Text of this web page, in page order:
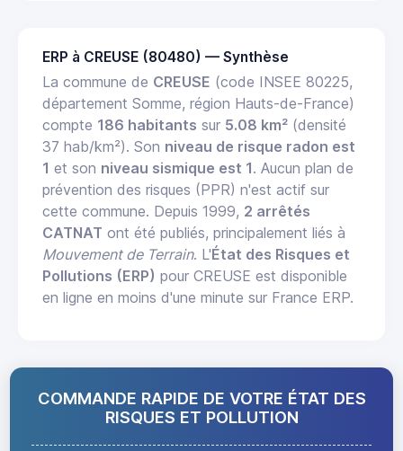
ERP à CREUSE (80480) — Synthèse
La commune de CREUSE (code INSEE 80225,
département Somme, région Hauts-de-France)
compte 186 habitants sur 5.08 km² (densité
37 hab/km²). Son niveau de risque radon est
1 et son niveau sismique est 1. Aucun plan de
prévention des risques (PPR) n'est actif sur
cette commune. Depuis 1999, 2 arrêtés
CATNAT ont été publiés, principalement liés à
Mouvement de Terrain. L'État des Risques et
Pollutions (ERP) pour CREUSE est disponible
en ligne en moins d'une minute sur France ERP.
COMMANDE RAPIDE DE VOTRE ÉTAT DES
RISQUES ET POLLUTION